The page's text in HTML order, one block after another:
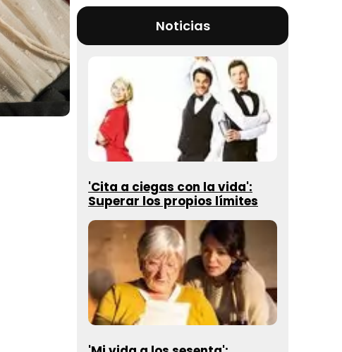
Noticias
'Cita a ciegas con la vida':
Superar los propios límites